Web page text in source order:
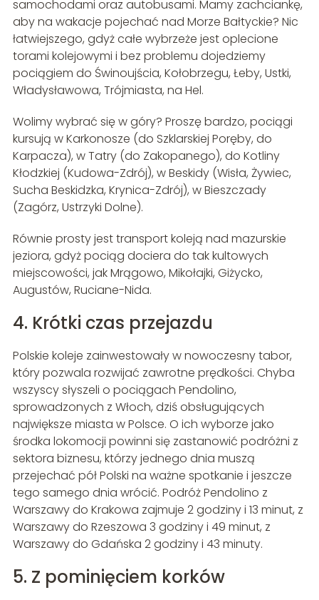
samochodami oraz autobusami. Mamy zachciankę,
aby na wakacje pojechać nad Morze Bałtyckie? Nic
łatwiejszego, gdyż całe wybrzeże jest oplecione
torami kolejowymi i bez problemu dojedziemy
pociągiem do Świnoujścia, Kołobrzegu, Łeby, Ustki,
Władysławowa, Trójmiasta, na Hel.
Wolimy wybrać się w góry? Proszę bardzo, pociągi
kursują w Karkonosze (do Szklarskiej Poręby, do
Karpacza), w Tatry (do Zakopanego), do Kotliny
Kłodzkiej (Kudowa-Zdrój), w Beskidy (Wisła, Żywiec,
Sucha Beskidzka, Krynica-Zdrój), w Bieszczady
(Zagórz, Ustrzyki Dolne).
Równie prosty jest transport koleją nad mazurskie
jeziora, gdyż pociąg dociera do tak kultowych
miejscowości, jak Mrągowo, Mikołajki, Giżycko,
Augustów, Ruciane-Nida.
4. Krótki czas przejazdu
Polskie koleje zainwestowały w nowoczesny tabor,
który pozwala rozwijać zawrotne prędkości. Chyba
wszyscy słyszeli o pociągach Pendolino,
sprowadzonych z Włoch, dziś obsługujących
największe miasta w Polsce. O ich wyborze jako
środka lokomocji powinni się zastanowić podróżni z
sektora biznesu, którzy jednego dnia muszą
przejechać pół Polski na ważne spotkanie i jeszcze
tego samego dnia wrócić. Podróż Pendolino z
Warszawy do Krakowa zajmuje 2 godziny i 13 minut, z
Warszawy do Rzeszowa 3 godziny i 49 minut, z
Warszawy do Gdańska 2 godziny i 43 minuty.
5. Z pominięciem korków